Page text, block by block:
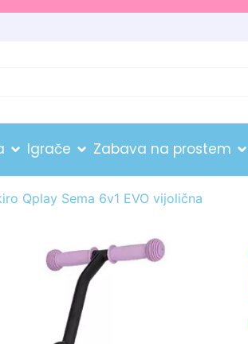
Igrače Zabava na prostem
Qplay Sema 6v1 EVO vijolična